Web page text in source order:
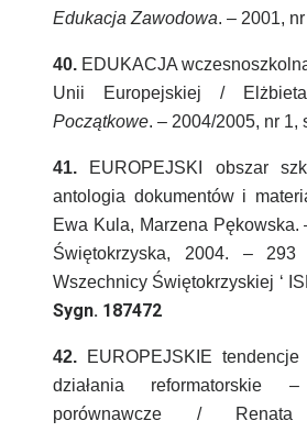
Edukacja Zawodowa. – 2001,
40. EDUKACJA
Unii Europejskiej /
Początkowe. – 2004/2005, nr 1,
41. EUROPEJSKI obszar
antologia dokumentów i
Ewa Kula, Marzena
Świętokrzyska, 2004. –
Wszechnicy Świętokrzyskiej ‘
Sygn. 187472
42.
EUROPEJSKIE
działania reformatorskie
porównawcze / Renata